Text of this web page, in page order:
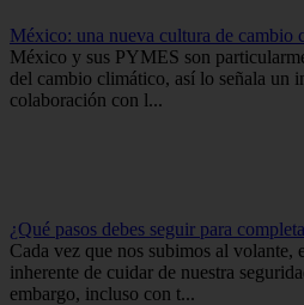
México: una nueva cultura de cambio
México y sus PYMES son
del cambio climático, así lo señala un
colaboración con l...
¿Qué pasos debes seguir para
Cada vez que nos subimos al volante,
inherente de cuidar de nuestra
embargo, incluso con t...